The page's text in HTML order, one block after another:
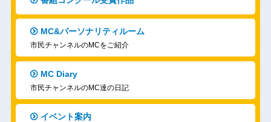
MC&パーソナリティルーム
市民チャンネルのMCをご紹介
MC Diary
市民チャンネルのMC達の日記
イベント案内